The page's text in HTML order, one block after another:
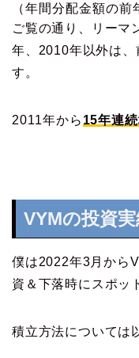
（年間分配金額の前
ご覧の通り、リーマ
年、2010年以外は、
す。
2011年から 15年連
VYMの投資
僕は2022年3月から
資＆下落時にスポッ
積立方法については